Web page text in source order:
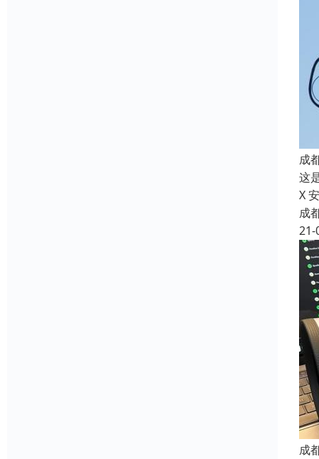
成
这
X
成
21-
成